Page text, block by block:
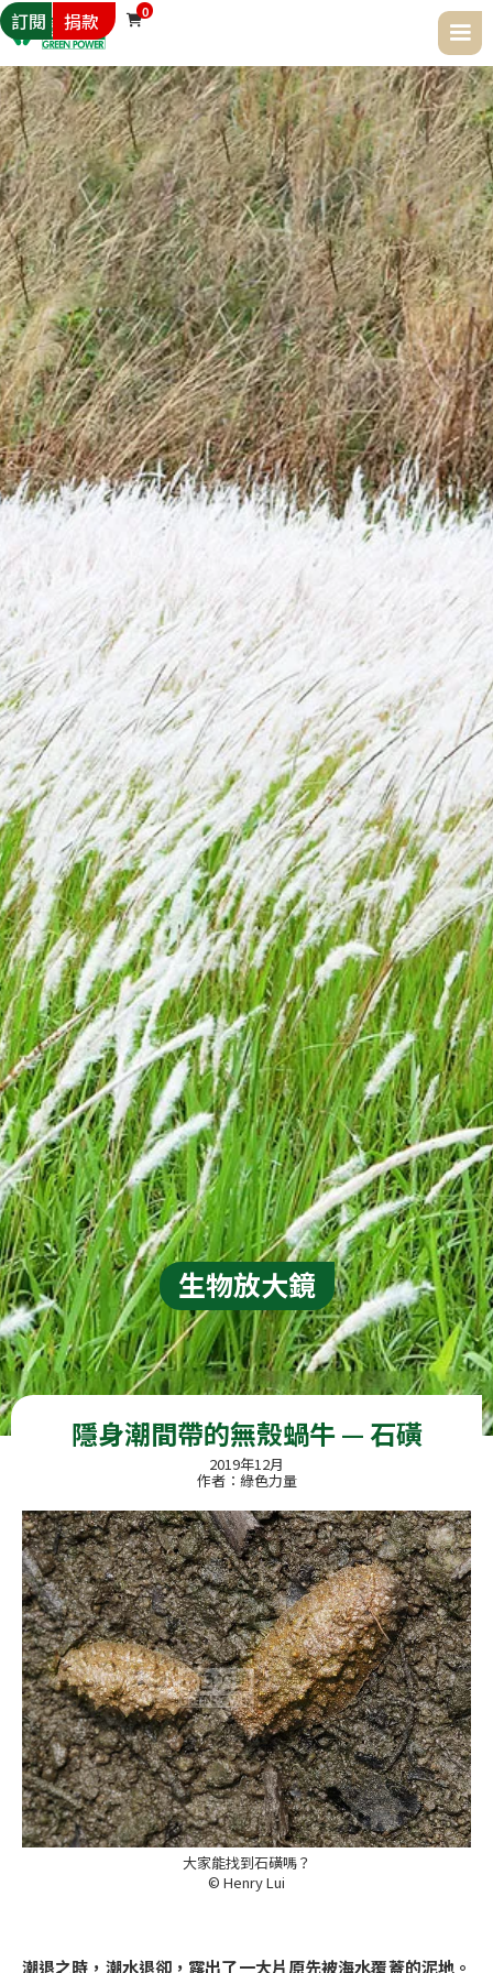
訂閱 捐款 
0
生物放大鏡
隱身潮間帶的無殼蝸牛 — 石磺
2019年12月
作者：綠色力量
大家能找到石磺嗎？
© Henry Lui
潮退之時，潮水退卻，露出了一大片原先被海水覆蓋的泥地。